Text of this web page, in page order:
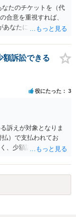
ら、相手の住所等の
以上、ご参考まで。
たのチケットを（代
合意を重視すれば、
あなたにあり、チケッ
に行く」という合意
。こちらを重視すれ
という結果の実現に
き渡すべきといえる
事者の合理的意思に
なると思います。 例
を解消した2人が当日
くことも無理からぬ
ーナ席であれば隣り
ケットが入手困難で
てくるかもしれませ
る特定興行入場券に
、チケット引渡し以
に、本件の紛争は、
かを追求した解決が
ので、弁護士によっ
額訴訟できる
役にたった 3
訴えが対象となりま
）で支払われてお
、少額訴訟は使えな
、まずは後払い決済
とともに）支払拒絶
た場合には全面的に
す。弁護士会の相談